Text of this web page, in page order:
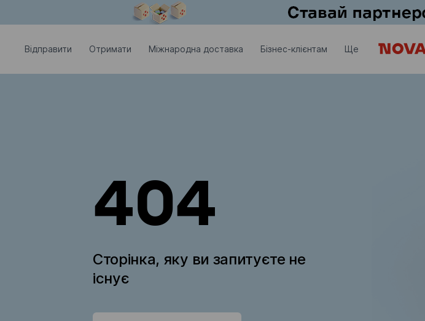
Відправити Отримати Міжнародна доставка Бізнес-клієнтам Ще
404
Сторінка, яку ви запитуєте не
існує